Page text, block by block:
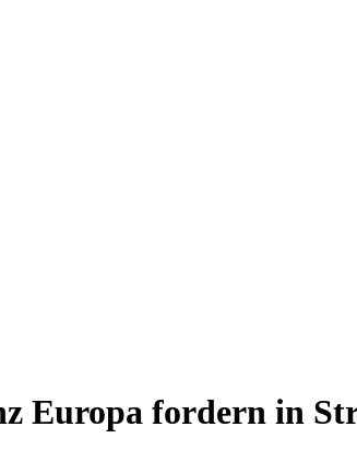
Europa fordern in